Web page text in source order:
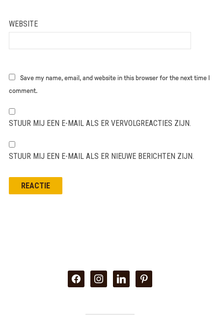
WEBSITE
Save my name, email, and website in this browser for the next time I
comment.
STUUR MIJ EEN E-MAIL ALS ER VERVOLGREACTIES ZIJN.
STUUR MIJ EEN E-MAIL ALS ER NIEUWE BERICHTEN ZIJN.
facebookinstagramlinkedinpinterest